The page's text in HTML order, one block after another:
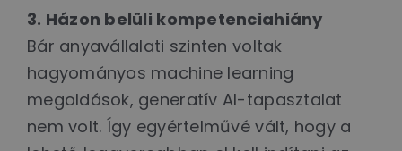
3. Házon belüli kompetenciahiány
Bár anyavállalati szinten voltak
hagyományos machine learning
megoldások, generatív AI-tapasztalat
nem volt. Így egyértelművé vált, hogy a